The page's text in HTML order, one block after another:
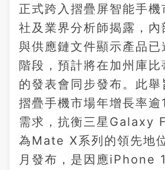
正式跨入摺疊屏智能手
社及業界分析師揭露，內
與供應鏈文件顯示產品已
階段，預計將在加州庫
的發表會同步發布。此舉
摺疊手機市場年增長率
需求，抗衡三星Galaxy
為Mate X系列的領先地
月發布，是因應iPhone